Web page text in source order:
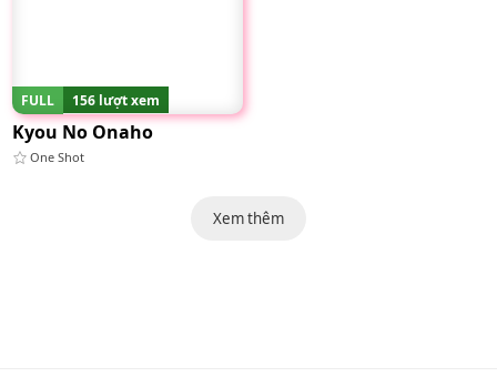
FULL 156 lượt xem
Kyou No Onaho
One Shot
Xem thêm